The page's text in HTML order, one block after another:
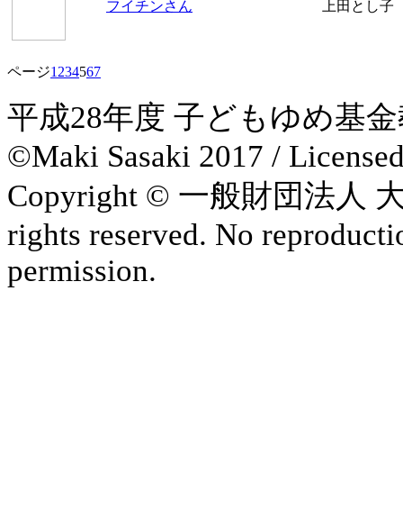
フイチンさん 上田とし子
ページ1 234567
平成28年度 子どもゆめ基
©Maki Sasaki 2017 /
Copyright © 一般財団法人
rights reserved. No
permission.